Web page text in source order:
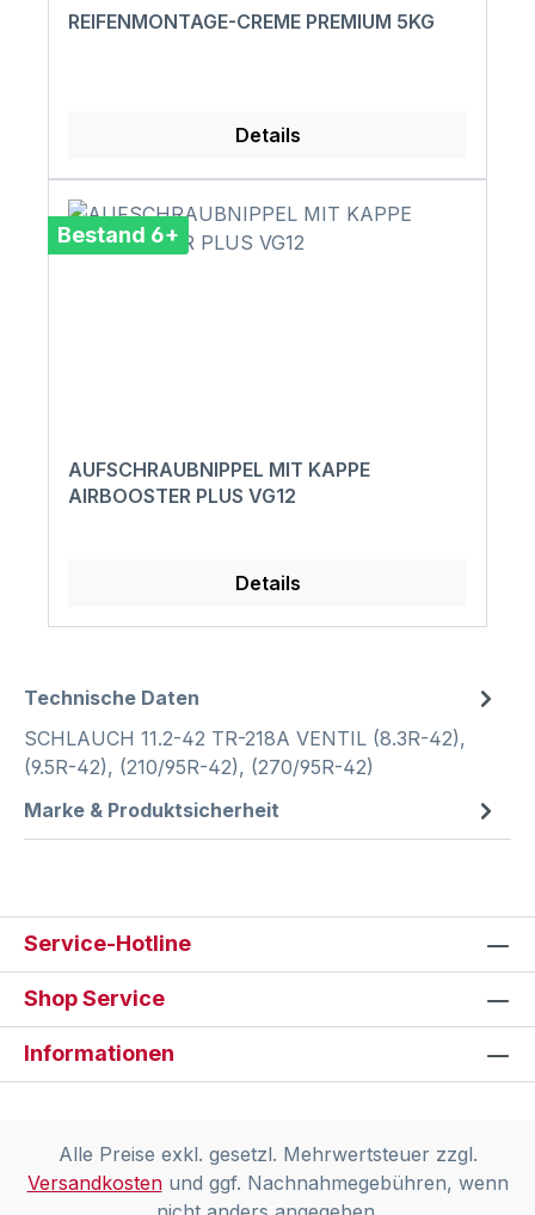
REIFENMONTAGE-CREME PREMIUM 5KG
Details
Bestand 6+
AUFSCHRAUBNIPPEL MIT KAPPE
AIRBOOSTER PLUS VG12
Details
Technische Daten
SCHLAUCH 11.2-42 TR-218A VENTIL (8.3R-42),
(9.5R-42), (210/95R-42), (270/95R-42)
Marke & Produktsicherheit
Service-Hotline
Shop Service
Informationen
Alle Preise exkl. gesetzl. Mehrwertsteuer zzgl.
Versandkostenund ggf. Nachnahmegebühren, wenn